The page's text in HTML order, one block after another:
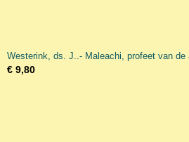
Westerink, ds. J..- Maleachi, profeet van de
€ 9,80